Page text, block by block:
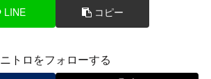
LINE コピー
ニトロをフォローする